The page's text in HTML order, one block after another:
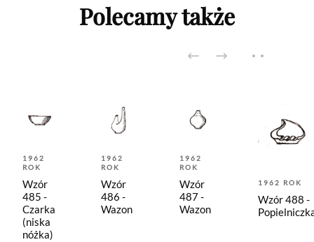
Polecamy także
1962
ROK
Wzór
485 -
Czarka
(niska
nóżka)
1962
ROK
Wzór
486 -
Wazon
1962
ROK
Wzór
487 -
Wazon
1962 ROK
Wzór 488 -